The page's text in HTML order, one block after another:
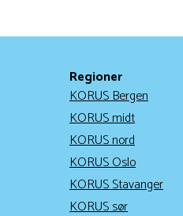
Regioner
KORUS Bergen
KORUS midt
KORUS nord
KORUS Oslo
KORUS Stavanger
KORUS sør